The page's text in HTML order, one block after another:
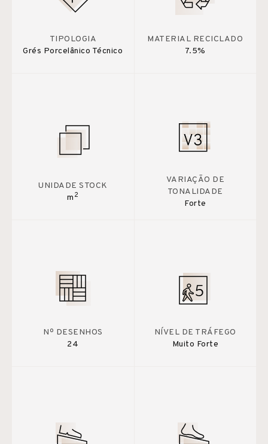
TIPOLOGIA
Grés Porcelânico Técnico
MATERIAL RECICLADO
7.5%
UNIDADE STOCK
m 2
VARIAÇÃO DE
TONALIDADE
Forte
Nº DESENHOS
24
NÍVEL DE TRÁFEGO
Muito Forte